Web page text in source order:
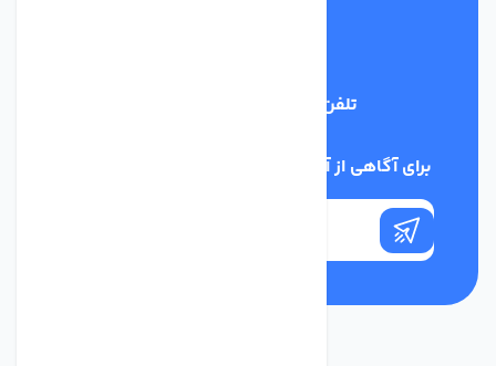
تلفن پشتیبانی
برای آگاهی از آخرین اخبار در خبرنامه ما عضو شوید